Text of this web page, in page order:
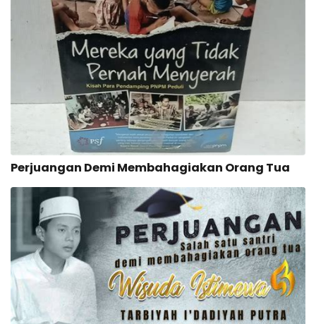
Perjuangan Demi Membahagiakan Orang Tua